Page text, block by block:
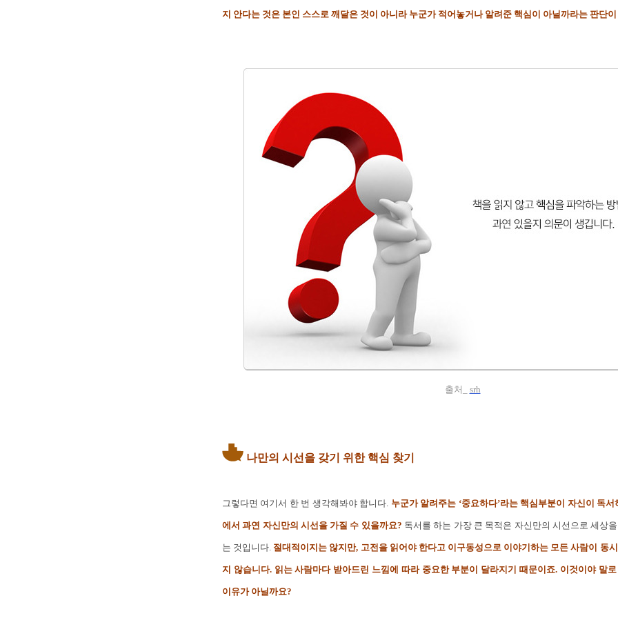
지 안다는 것은 본인 스스로 깨달은 것이 아니라 누군가 적어놓거나 알려준 핵심이 아닐까라는 판단
출처_ srh
나만의 시선을 갖기 위한 핵심 찾기
그렇다면 여기서 한 번 생각해봐야 합니다. 누군가 알려주는 ‘중요하다’라는 핵심부분이 자신이 독
에서 과연 자신만의 시선을 가질 수 있을까요? 독서를 하는 가장 큰 목적은 자신만의 시선으로 세상
는 것입니다. 절대적이지는 않지만, 고전을 읽어야 한다고 이구동성으로 이야기하는 모든 사람이 동
지 않습니다. 읽는 사람마다 받아드린 느낌에 따라 중요한 부분이 달라지기 때문이죠. 이것이야 말
이유가 아닐까요?